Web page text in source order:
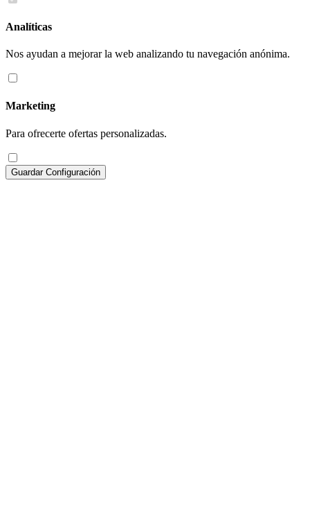
Analíticas
Nos ayudan a mejorar la web analizando tu navegación anónima.
Marketing
Para ofrecerte ofertas personalizadas.
Guardar Configuración